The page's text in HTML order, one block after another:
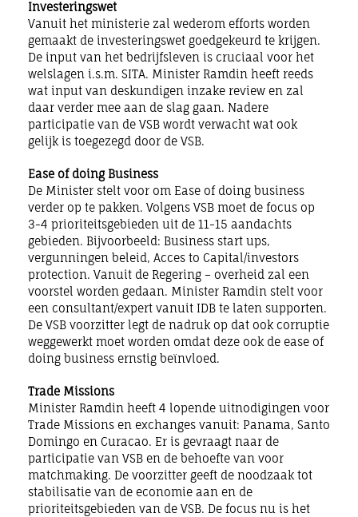
Investeringswet
Vanuit het ministerie zal wederom efforts worden
gemaakt de investeringswet goedgekeurd te krijgen.
De input van het bedrijfsleven is cruciaal voor het
welslagen i.s.m. SITA. Minister Ramdin heeft reeds
wat input van deskundigen inzake review en zal
daar verder mee aan de slag gaan. Nadere
participatie van de VSB wordt verwacht wat ook
gelijk is toegezegd door de VSB.
Ease of doing Business
De Minister stelt voor om Ease of doing business
verder op te pakken. Volgens VSB moet de focus op
3-4 prioriteitsgebieden uit de 11-15 aandachts
gebieden. Bijvoorbeeld: Business start ups,
vergunningen beleid, Acces to Capital/investors
protection. Vanuit de Regering – overheid zal een
voorstel worden gedaan. Minister Ramdin stelt voor
een consultant/expert vanuit IDB te laten supporten.
De VSB voorzitter legt de nadruk op dat ook corruptie
weggewerkt moet worden omdat deze ook de ease of
doing business ernstig beïnvloed.
Trade Missions
Minister Ramdin heeft 4 lopende uitnodigingen voor
Trade Missions en exchanges vanuit: Panama, Santo
Domingo en Curacao. Er is gevraagt naar de
participatie van VSB en de behoefte van voor
matchmaking. De voorzitter geeft de noodzaak tot
stabilisatie van de economie aan en de
prioriteitsgebieden van de VSB. De focus nu is het